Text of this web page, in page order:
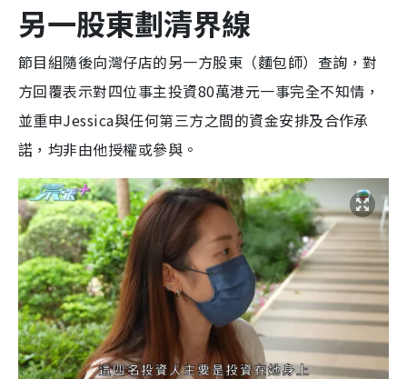
另一股東劃清界線
節目組隨後向灣仔店的另一方股東（麵包師）查詢，對
方回覆表示對四位事主投資80萬港元一事完全不知情，
並重申Jessica與任何第三方之間的資金安排及合作承
諾，均非由他授權或參與。